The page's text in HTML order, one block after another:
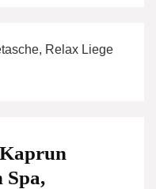
Relax Liege
Spa,